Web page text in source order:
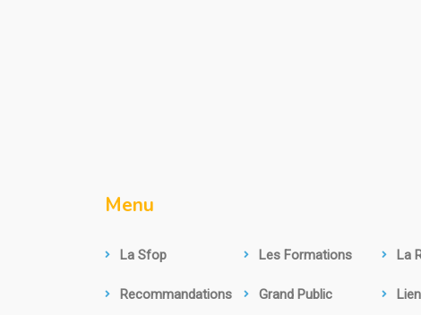
Menu
La Sfop Les Formations La
Recommandations Grand Public